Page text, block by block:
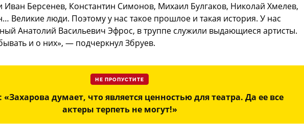
Иван Берсенев, Константин Симонов, Михаил Булгаков, Николай Хмелев,
Великие люди. Поэтому у нас такое прошлое и такая история. У нас
Анатолий Васильевич Эфрос, в труппе служили выдающиеся артисты.
и о них», — подчеркнул Збруев.
НЕ ПРОПУСТИТЕ
думает, что является ценностью для театра. Да ее все
актеры терпеть не могут!»